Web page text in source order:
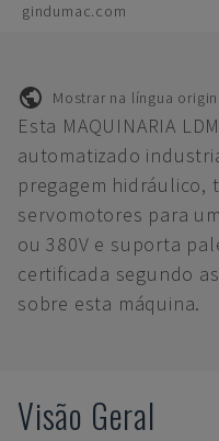
gindumac.com
Mostrar na língua
Esta MAQUINARIA
automatizado
pregagem
servomotores para
ou 380V e suporta
certificada segundo
sobre esta máquina.
Visão Geral